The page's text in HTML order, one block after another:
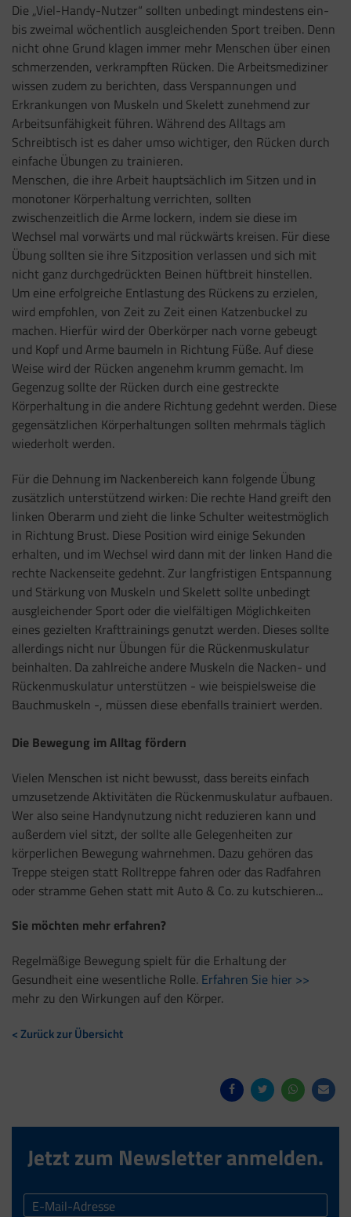
Die „Viel-Handy-Nutzer“ sollten unbedingt mindestens ein-
bis zweimal wöchentlich ausgleichenden Sport treiben. Denn
nicht ohne Grund klagen immer mehr Menschen über einen
schmerzenden, verkrampften Rücken. Die Arbeitsmediziner
wissen zudem zu berichten, dass Verspannungen und
Erkrankungen von Muskeln und Skelett zunehmend zur
Arbeitsunfähigkeit führen. Während des Alltags am
Schreibtisch ist es daher umso wichtiger, den Rücken durch
einfache Übungen zu trainieren.
Menschen, die ihre Arbeit hauptsächlich im Sitzen und in
monotoner Körperhaltung verrichten, sollten
zwischenzeitlich die Arme lockern, indem sie diese im
Wechsel mal vorwärts und mal rückwärts kreisen. Für diese
Übung sollten sie ihre Sitzposition verlassen und sich mit
nicht ganz durchgedrückten Beinen hüftbreit hinstellen.
Um eine erfolgreiche Entlastung des Rückens zu erzielen,
wird empfohlen, von Zeit zu Zeit einen Katzenbuckel zu
machen. Hierfür wird der Oberkörper nach vorne gebeugt
und Kopf und Arme baumeln in Richtung Füße. Auf diese
Weise wird der Rücken angenehm krumm gemacht. Im
Gegenzug sollte der Rücken durch eine gestreckte
Körperhaltung in die andere Richtung gedehnt werden. Diese
gegensätzlichen Körperhaltungen sollten mehrmals täglich
wiederholt werden.
Für die Dehnung im Nackenbereich kann folgende Übung
zusätzlich unterstützend wirken: Die rechte Hand greift den
linken Oberarm und zieht die linke Schulter weitestmöglich
in Richtung Brust. Diese Position wird einige Sekunden
erhalten, und im Wechsel wird dann mit der linken Hand die
rechte Nackenseite gedehnt. Zur langfristigen Entspannung
und Stärkung von Muskeln und Skelett sollte unbedingt
ausgleichender Sport oder die vielfältigen Möglichkeiten
eines gezielten Krafttrainings genutzt werden. Dieses sollte
allerdings nicht nur Übungen für die Rückenmuskulatur
beinhalten. Da zahlreiche andere Muskeln die Nacken- und
Rückenmuskulatur unterstützen - wie beispielsweise die
Bauchmuskeln -, müssen diese ebenfalls trainiert werden.
Die Bewegung im Alltag fördern
Vielen Menschen ist nicht bewusst, dass bereits einfach
umzusetzende Aktivitäten die Rückenmuskulatur aufbauen.
Wer also seine Handynutzung nicht reduzieren kann und
außerdem viel sitzt, der sollte alle Gelegenheiten zur
körperlichen Bewegung wahrnehmen. Dazu gehören das
Treppe steigen statt Rolltreppe fahren oder das Radfahren
oder stramme Gehen statt mit Auto & Co. zu kutschieren...
Sie möchten mehr erfahren?
Regelmäßige Bewegung spielt für die Erhaltung der
Gesundheit eine wesentliche Rolle. Erfahren Sie hier >>
mehr zu den Wirkungen auf den Körper.
< Zurück zur Übersicht
Jetzt zum Newsletter anmelden.